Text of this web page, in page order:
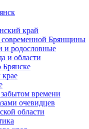
край
Брянщины
и родословные
и области
времени
очевидцев
области